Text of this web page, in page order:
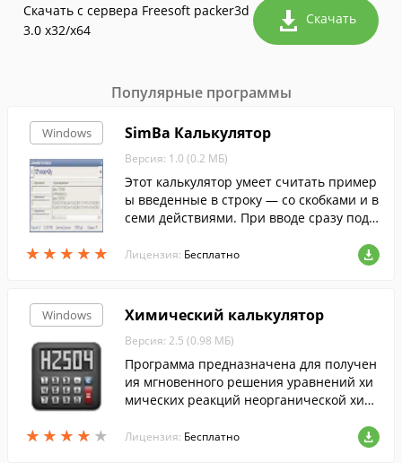
Скачать с сервера Freesoft packer3d
3.0 x32/x64
Скачать
Популярные программы
Windows
★ ★ ★ ★ ★
★ ★ ★ ★ ★
SimBa Калькулятор
Версия: 1.0 (0.2 МБ)
Этот калькулятор умеет считать пример
ы введенные в строку — со скобками и в
семи действиями. При вводе сразу подс
но).
Лицензия: Бесплатно
Windows
★ ★ ★ ★ ★
★ ★ ★ ★ ★
Химический калькулятор
Версия: 2.5 (0.98 МБ)
Программа предназначена для получен
ия мгновенного решения уравнений хи
мических реакций неорганической хим
м нажатия всего лишь 3-х кнопок (а в не
Лицензия: Бесплатно